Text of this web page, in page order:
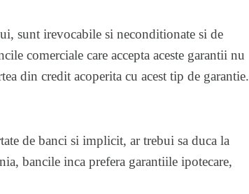
sunt irevocabile si neconditionate si de
comerciale care accepta aceste garantii nu
din credit acoperita cu acest tip de garantie.
de banci si implicit, ar trebui sa duca la
bancile inca prefera garantiile ipotecare,